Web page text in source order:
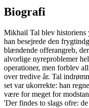
Biografi
Mikhail Tal blev historiens
han besejrede den
blændende offerangreb,
alvorlige nyreproblemer
operationer, men forblev
over tredive år. Tal
set var ukorrekte: han
være for meget for
'Der findes to slags ofre: